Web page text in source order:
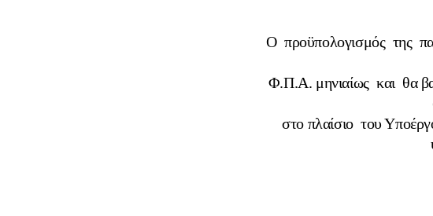
Ο προϋπολογισμός της
Φ.Π.Α. μηνιαίως και θα
στο πλαίσιο του